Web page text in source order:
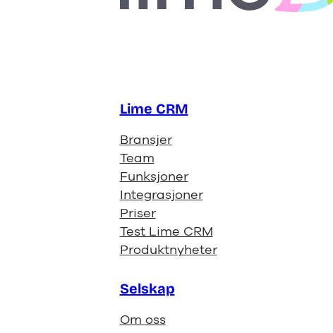
Lime CRM
Bransjer
Team
Funksjoner
Integrasjoner
Priser
Test Lime CRM
Produktnyheter
Selskap
Om oss